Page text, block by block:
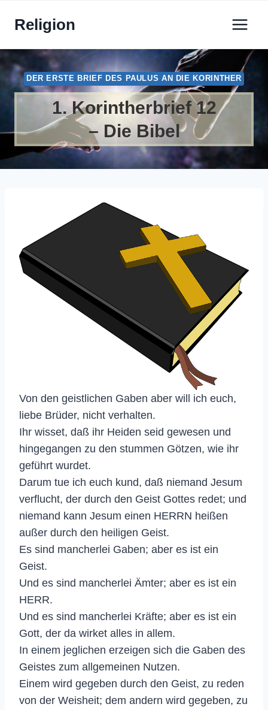
InhaltReligion
DER ERSTE BRIEF DES PAULUS AN DIE KORINTHER
1. Korintherbrief 12
– Die Bibel
Von den geistlichen Gaben aber will ich euch,
liebe Brüder, nicht verhalten.
Ihr wisset, daß ihr Heiden seid gewesen und
hingegangen zu den stummen Götzen, wie ihr
geführt wurdet.
Darum tue ich euch kund, daß niemand Jesum
verflucht, der durch den Geist Gottes redet; und
niemand kann Jesum einen HERRN heißen
außer durch den heiligen Geist.
Es sind mancherlei Gaben; aber es ist ein
Geist.
Und es sind mancherlei Ämter; aber es ist ein
HERR.
Und es sind mancherlei Kräfte; aber es ist ein
Gott, der da wirket alles in allem.
In einem jeglichen erzeigen sich die Gaben des
Geistes zum allgemeinen Nutzen.
Einem wird gegeben durch den Geist, zu reden
von der Weisheit; dem andern wird gegeben, zu